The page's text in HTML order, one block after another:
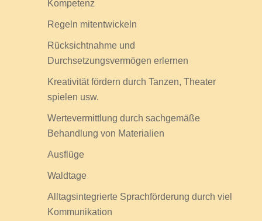
Kompetenz
Regeln mitentwickeln
Rücksichtnahme und
Durchsetzungsvermögen erlernen
Kreativität fördern durch Tanzen, Theater
spielen usw.
Wertevermittlung durch sachgemäße
Behandlung von Materialien
Ausflüge
Waldtage
Alltagsintegrierte Sprachförderung durch viel
Kommunikation